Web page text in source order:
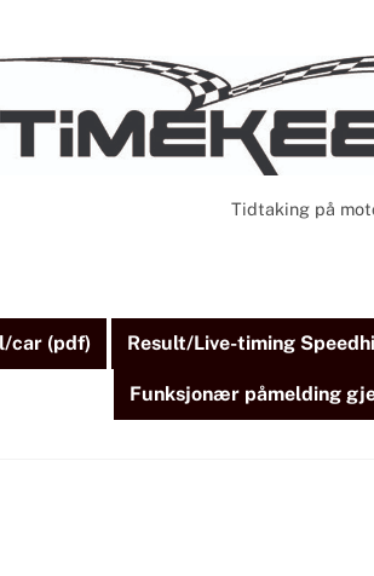
Tidtaking på
car (pdf) Result/Live-timing
Funksjonær påmelding